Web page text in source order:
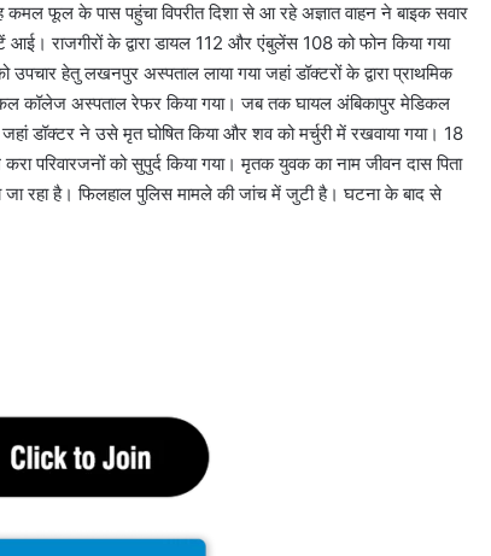
कमल फूल के पास पहुंचा विपरीत दिशा से आ रहे अज्ञात वाहन ने बाइक सवार
राजगीरों के द्वारा डायल 112 और एंबुलेंस 108 को फोन किया गया
हेतु लखनपुर अस्पताल लाया गया जहां डॉक्टरों के द्वारा प्राथमिक
कॉलेज अस्पताल रेफर किया गया। जब तक घायल अंबिकापुर मेडिकल
डॉक्टर ने उसे मृत घोषित किया और शव को मर्चुरी में रखवाया गया। 18
परिवारजनों को सुपुर्द किया गया। मृतक युवक का नाम जीवन दास पिता
जा रहा है। फिलहाल पुलिस मामले की जांच में जुटी है। घटना के बाद से